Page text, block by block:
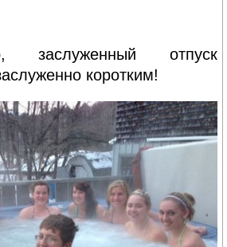
заслуженный отпуск
коротким!